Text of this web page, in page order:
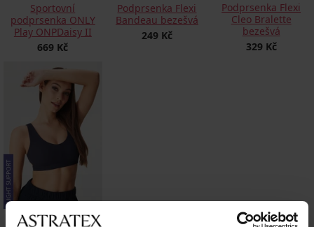
Sportovní
podprsenka ONLY
Play ONPDaisy II
669 Kč
Podprsenka Flexi
Bandeau bezešvá
249 Kč
Podprsenka Flexi
Cleo Bralette
bezešvá
329 Kč
Sportovní